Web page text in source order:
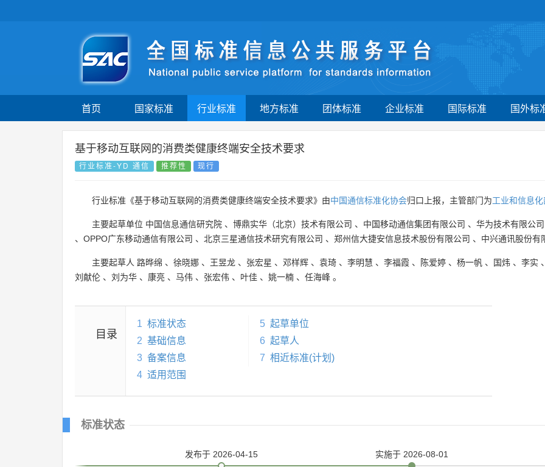
首页 国家标准 行业标准 地方标准 团体标准 企业标准 国际标准 国外标
基于移动互联网的消费类健康终端安全技术要求
行业标准-YD 通信 推荐性 现行
行业标准《基于移动互联网的消费类健康终端安全技术要求》由中国通信标准化协会归口上报，主管部门为工业和信息化
主要起草单位 中国信息通信研究院 、 博鼎实华（北京）技术有限公司 、 中国移动通信集团有限公司 、 华为技术有限公司
、 OPPO广东移动通信有限公司 、 北京三星通信技术研究有限公司 、 郑州信大捷安信息技术股份有限公司 、 中兴通讯股份有
主要起草人 路晔绵 、 徐晓娜 、 王昱龙 、 张宏星 、 邓样辉 、 袁琦 、 李明慧 、 李福霞 、 陈爱婷 、 杨一帆 、 国炜 、 李实
刘献伦 、 刘为华 、 康亮 、 马伟 、 张宏伟 、 叶佳 、 姚一楠 、 任海峰 。
目录
1 标准状态
2 基础信息
3 备案信息
4 适用范围
5 起草单位
6 起草人
7 相近标准(计划)
标准状态
发布于 2026-04-15 实施于 2026-08-01